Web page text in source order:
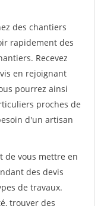
des chantiers
rapidement des
Recevez
en rejoignant
pourrez ainsi
proches de
d'un artisan
de vous mettre en
des devis
de travaux.
trouver des